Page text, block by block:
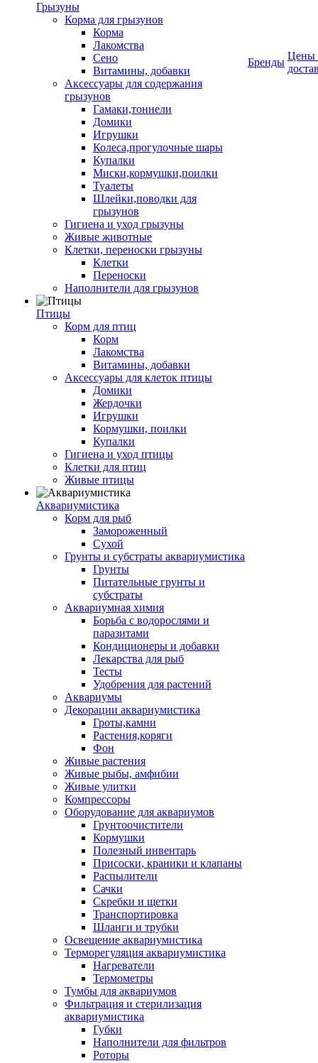
Грызуны
Корма для грызунов
Корма
Лакомства
Сено
Витамины, добавки
Аксессуары для содержания
грызунов
Гамаки,тоннели
Домики
Игрушки
Колеса,прогулочные шары
Купалки
Миски,кормушки,поилки
Туалеты
Шлейки,поводки для
грызунов
Гигиена и уход грызуны
Живые животные
Клетки, переноски грызуны
Клетки
Переноски
Наполнители для грызунов
Птицы
Корм для птиц
Корм
Лакомства
Витамины, добавки
Аксессуары для клеток птицы
Домики
Жердочки
Игрушки
Кормушки, поилки
Купалки
Гигиена и уход птицы
Клетки для птиц
Живые птицы
Аквариумистика
Корм для рыб
Замороженный
Сухой
Грунты и субстраты аквариумистика
Грунты
Питательные грунты и
субстраты
Аквариумная химия
Борьба с водорослями и
паразитами
Кондиционеры и добавки
Лекарства для рыб
Тесты
Удобрения для растений
Аквариумы
Декорации аквариумистика
Гроты,камни
Растения,коряги
Фон
Живые растения
Живые рыбы, амфибии
Живые улитки
Компрессоры
Оборудование для аквариумов
Грунтоочистители
Кормушки
Полезный инвентарь
Присоски, краники и клапаны
Распылители
Сачки
Скребки и щетки
Транспортировка
Шланги и трубки
Освещение аквариумистика
Терморегуляция аквариумистика
Нагреватели
Термометры
Тумбы для аквариумов
Фильтрация и стерилизация
аквариумистика
Губки
Наполнители для фильтров
Роторы
Бренды
Цены